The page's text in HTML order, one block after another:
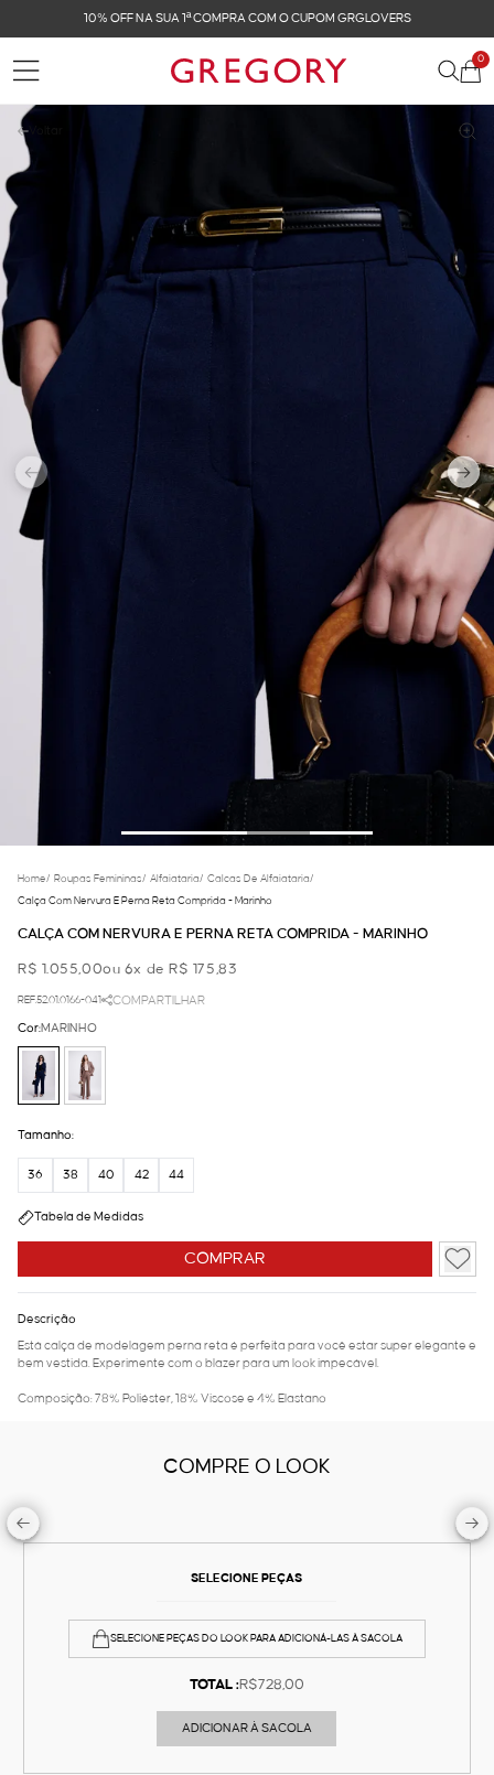
10% OFF NA SUA 1ª COMPRA COM O CUPOM GRGLOVERS
0
Home/ Roupas Femininas/ Alfaiataria/ Calcas De Alfaiataria/
Calça Com Nervura E Perna Reta Comprida - Marinho
CALÇA COM NERVURA E PERNA RETA COMPRIDA - MARINHO
R$ 1.055,00ou 6x de R$ 175,83
REF.52.01.0166-041 COMPARTILHAR
COMPRAR
Cor:MARINHO
Tamanho:
36 38 40 42 44
Tabela de Medidas
Descrição
Está calça de modelagem perna reta é perfeita para você estar super elegante e
bem vestida. Experimente com o blazer para um look impecável.
Composição: 78% Poliéster, 18% Viscose e 4% Elastano
COMPRE O LOOK
SELECIONE PEÇAS
SELECIONE PEÇAS DO LOOK PARA ADICIONÁ-LAS À SACOLA
TOTAL :R$728,00
ADICIONAR À SACOLA